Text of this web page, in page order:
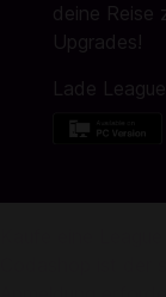
deine Reise
Upgrades!
Lade